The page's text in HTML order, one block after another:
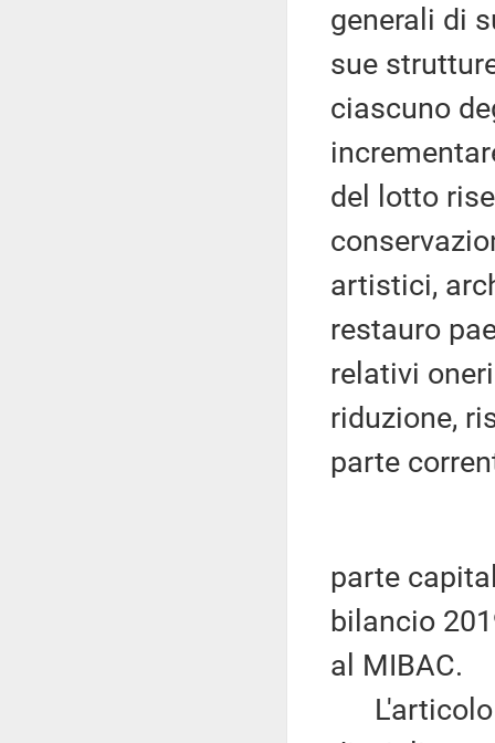
generali di
sue
ciascuno
del lotto
artistici,
restauro
relativi
riduzione,
parte
parte
bilancio
al MIBAC.
L'articolo